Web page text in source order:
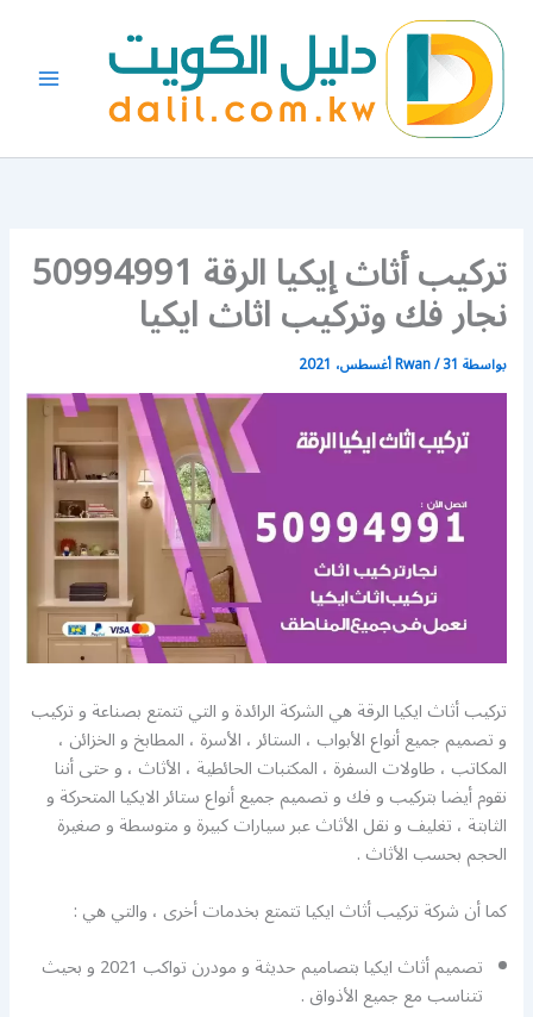
المحتوى
تركيب أثاث إيكيا الرقة 50994991
نجار فك وتركيب اثاث ايكيا
بواسطة Rwan/31 أغسطس، 2021
تركيب أثاث ايكيا الرقة هي الشركة الرائدة و التي تتمتع بصناعة و تركيب
و تصميم جميع أنواع الأبواب ، الستائر ، الأسرة ، المطابخ و الخزائن ،
المكاتب ، طاولات السفرة ، المكتبات الحائطية ، الأثاث ، و حتى أننا
نقوم أيضا بتركيب و فك و تصميم جميع أنواع ستائر الايكيا المتحركة و
الثابتة ، تغليف و نقل الأثاث عبر سيارات كبيرة و متوسطة و صغيرة
الحجم بحسب الأثاث .
كما أن شركة تركيب أثاث ايكيا تتمتع بخدمات أخرى ، والتي هي :
تصميم أثاث ايكيا بتصاميم حديثة و مودرن تواكب 2021 و بحيث
تتناسب مع جميع الأذواق .